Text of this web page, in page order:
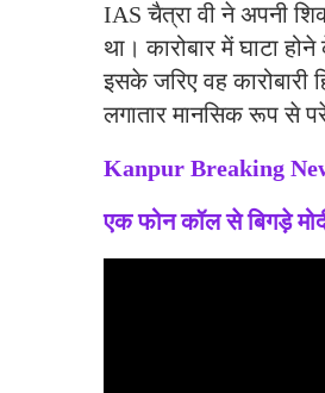
IAS चैत्रा वी ने अपनी
था। कारोबार में घाटा
इसके जरिए वह कारोबारी
लगातार मानसिक रूप से
Kanpur Breaking
एक फोन कॉल से बिगड़े